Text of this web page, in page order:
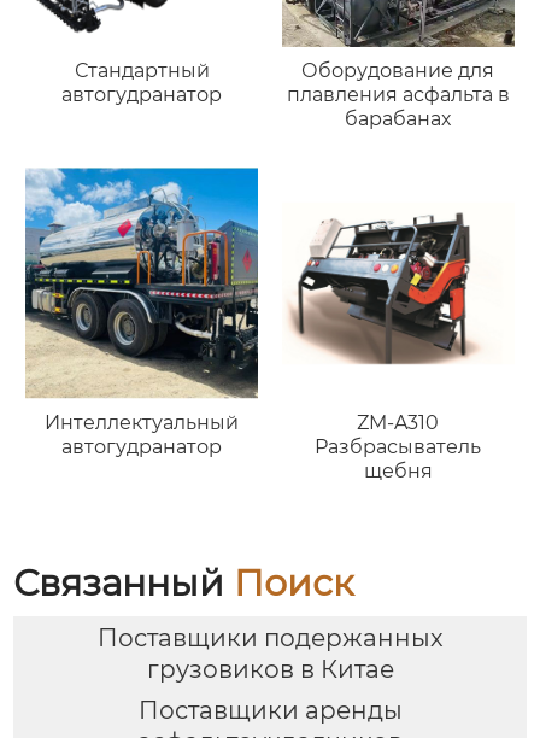
Стандартный
автогудранатор
Оборудование для
плавления асфальта в
барабанах
Интеллектуальный
автогудранатор
ZM-A310
Разбрасыватель
щебня
Связанный Поиск
Поставщики подержанных
грузовиков в Китае
Поставщики аренды